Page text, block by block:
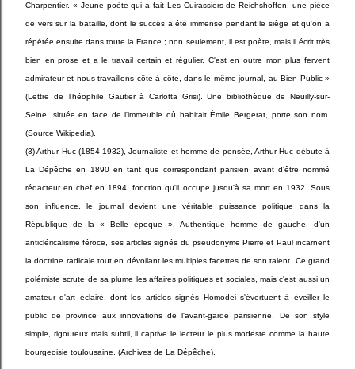
Charpentier. « Jeune poète qui a fait Les Cuirassiers de Reichshoffen, une pièce
de vers sur la bataille, dont le succès a été immense pendant le siège et qu'on a
répétée ensuite dans toute la France ; non seulement, il est poète, mais il écrit très
bien en prose et a le travail certain et régulier. C'est en outre mon plus fervent
admirateur et nous travaillons côte à côte, dans le même journal, au Bien Public »
(Lettre de Théophile Gautier à Carlotta Grisi). Une bibliothèque de Neuilly-sur-
Seine, située en face de l'immeuble où habitait Émile Bergerat, porte son nom.
(Source Wikipedia).
(3) Arthur Huc (1854-1932), Journaliste et homme de pensée, Arthur Huc débute à
La Dépêche en 1890 en tant que correspondant parisien avant d'être nommé
rédacteur en chef en 1894, fonction qu'il occupe jusqu'à sa mort en 1932. Sous
son influence, le journal devient une véritable puissance politique dans la
République de la « Belle époque ». Authentique homme de gauche, d'un
anticléricalisme féroce, ses articles signés du pseudonyme Pierre et Paul incarnent
la doctrine radicale tout en dévoilant les multiples facettes de son talent. Ce grand
polémiste scrute de sa plume les affaires politiques et sociales, mais c'est aussi un
amateur d'art éclairé, dont les articles signés Homodei s'évertuent à éveiller le
public de province aux innovations de l'avant-garde parisienne. De son style
simple, rigoureux mais subtil, il captive le lecteur le plus modeste comme la haute
bourgeoisie toulousaine. (Archives de La Dépêche).